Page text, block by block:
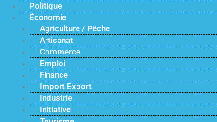
Politique
Économie
Agriculture / Pêche
Artisanat
Commerce
Emploi
Finance
Import Export
Industrie
Initiative